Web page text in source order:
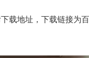
载地址，下载链接为